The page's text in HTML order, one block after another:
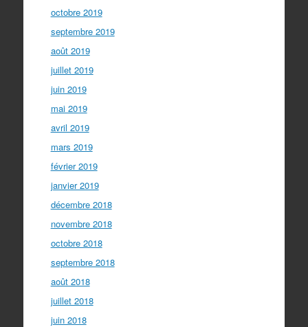
octobre 2019
septembre 2019
août 2019
juillet 2019
juin 2019
mai 2019
avril 2019
mars 2019
février 2019
janvier 2019
décembre 2018
novembre 2018
octobre 2018
septembre 2018
août 2018
juillet 2018
juin 2018